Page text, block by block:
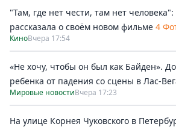
"Там, где нет чести, там нет
рассказала о своём новом фильме 4
КиноВчера 17:54
«Не хочу, чтобы он был как Байден».
ребенка от падения со сцены в Лас-
Мировые новостиВчера 17:23
На улице Корнея Чуковского в